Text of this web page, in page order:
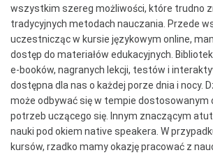
wszystkim szereg możliwości, które trudno
tradycyjnych metodach nauczania. Przede
uczestnicząc w kursie językowym online,
dostęp do materiałów edukacyjnych.
e-booków, nagranych lekcji, testów i
dostępna dla nas o każdej porze dnia i nocy.
może odbywać się w tempie dostosowanym
potrzeb uczącego się. Innym znaczącym
nauki pod okiem native speakera. W
kursów, rzadko mamy okazję pracować z